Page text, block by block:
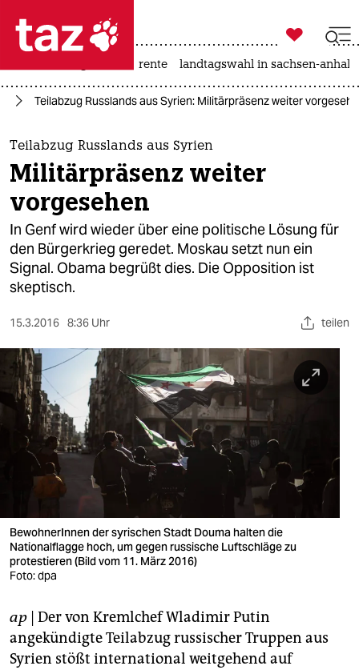
 taz zahl ich
taz zahl ich
themen
politik
öko
gesellschaft
kultur
sport
berlin
nord
wahrheit
verlag
veranstaltungen
shop
unterstützen
abo

taz zahl ich
rente landtagswahl in sachsen-anhalt
Teilabzug Russlands aus Syrien: Militärpräsenz weiter
Teilabzug Russlands aus Syrien
Militärpräsenz weiter
vorgesehen
In Genf wird wieder über eine politische Lösung für
den Bürgerkrieg geredet. Moskau setzt nun ein
Signal. Obama begrüßt dies. Die Opposition ist
skeptisch.
15.3.2016 8:36 Uhr teilen
BewohnerInnen der syrischen Stadt Douma halten die
Nationalflagge hoch, um gegen russische Luftschläge zu
protestieren (Bild vom 11. März 2016)
Foto: dpa
ap | Der von Kremlchef Wladimir Putin
angekündigte Teilabzug russischer Truppen aus
Syrien stößt international weitgehend auf